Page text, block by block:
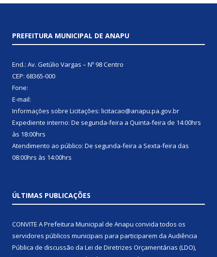
PREFEITURA MUNICIPAL DE ANAPU
End.: Av. Getúlio Vargas – Nº 98 Centro
CEP: 68365-000
Fone:
E-mail:
Informações sobre Licitações: licitacao@anapu.pa.gov.br
Expediente interno: De segunda-feira a Quinta-feira de 14:00hrs
às 18:00hrs
Atendimento ao público: De segunda-feira a Sexta-feira das
08:00hrs às 14:00hrs
ÚLTIMAS PUBLICAÇÕES
CONVITE A Prefeitura Municipal de Anapu convida todos os
servidores públicos municipais para participarem da Audiência
Pública de discussão da Lei de Diretrizes Orçamentárias (LDO),